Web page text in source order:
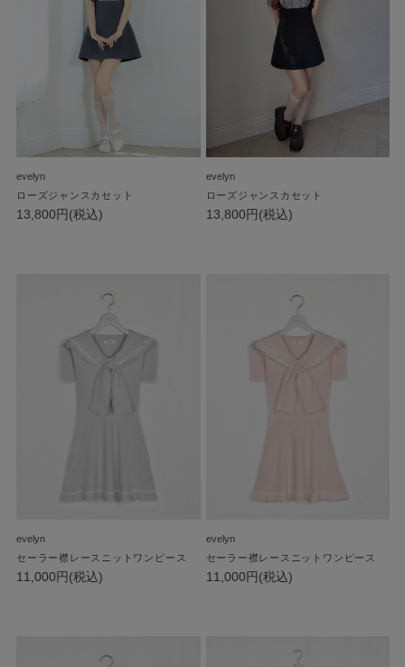
evelyn
ローズジャンスカセット
13,800円(税込)
evelyn
ローズジャンスカセット
13,800円(税込)
evelyn
セーラー襟レースニットワンピース
11,000円(税込)
evelyn
セーラー襟レースニットワンピース
11,000円(税込)